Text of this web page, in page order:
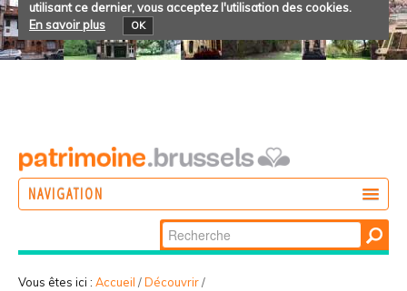
utilisant ce dernier, vous acceptez l'utilisation des cookies.
En savoir plus
OK
NAVIGATION
Chercher par
Recherche
avancée…
Vous êtes ici : Accueil /Découvrir/